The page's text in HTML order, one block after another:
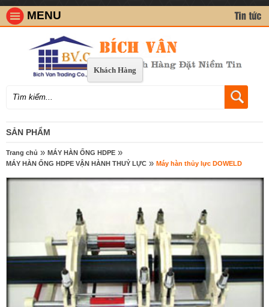
MENU
Khách Hàng
SẢN PHẨM
Trang chủ » MÁY HÀN ỐNG HDPE »
MÁY HÀN ỐNG HDPE VẬN HÀNH THUỶ LỰC » Máy hàn thủy lực DOWELD